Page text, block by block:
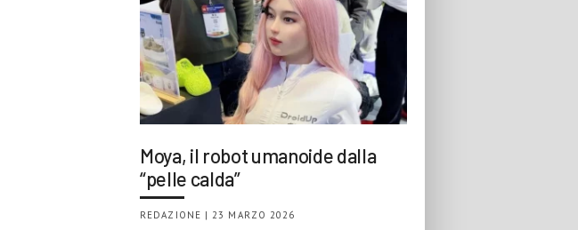
Moya, il robot umanoide dalla
“pelle calda”
REDAZIONE | 23 MARZO 2026